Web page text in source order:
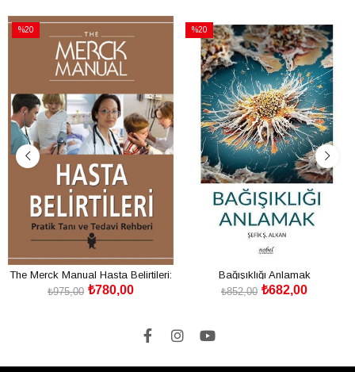
%20
The Merck Manual Hasta Belirtileri:
Pratik Tanı ve Tedavi Rehberi
₺780,00
₺975,00
%20
İndirim
%20İndirim
Bağışıklığı Anlamak
₺682,00
₺852,00